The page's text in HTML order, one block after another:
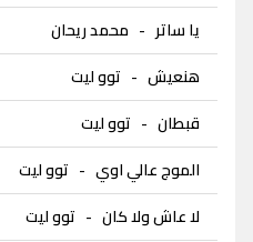
يا ساتر- محمد ريحان
هنعيش - توو ليت
قبطان - توو ليت
الموج عالي اوي - توو ليت
لا عاش ولا كان - توو ليت